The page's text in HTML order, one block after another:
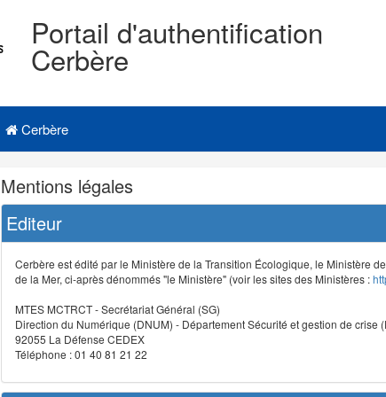
Portail d'authentification
Cerbère
Cerbère
Navigation
et
outils
annexes
Mentions légales
Editeur
Cerbère est édité par le Ministère de la Transition Écologique, le Ministère
de la Mer, ci-après dénommés "le Ministère" (voir les sites des Ministères :
MTES MCTRCT - Secrétariat Général (SG)
Direction du Numérique (DNUM) - Département Sécurité et gestion de crise
92055 La Défense CEDEX
Téléphone : 01 40 81 21 22